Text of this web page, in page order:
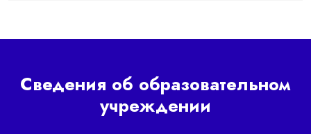
Сведения об образовательном
учреждении